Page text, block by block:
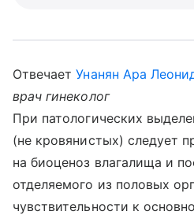
ОтвечаетУнанян Ара
врач гинеколог
При патологических
(не кровянистых) следует
на биоценоз влагалища и
отделяемого из половых
чувствительности к